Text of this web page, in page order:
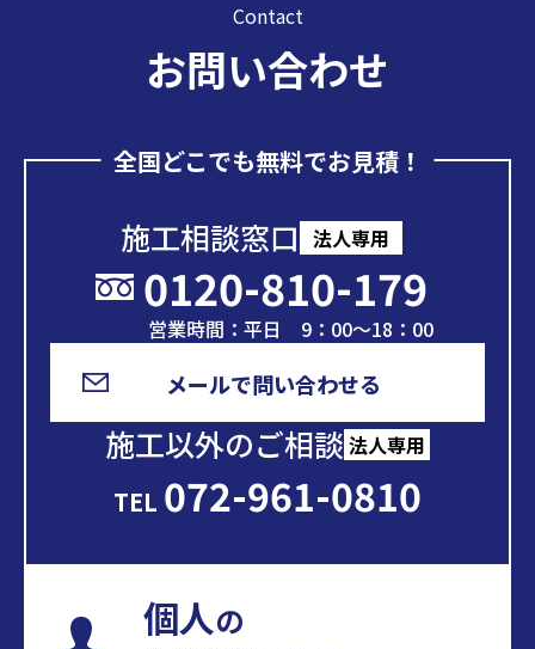
Contact
お問い合わせ
全国どこでも無料でお見積！
施工相談窓口 法人専用
0120-810-179
営業時間：平日 9：00～18：00
メールで問い合わせる
施工以外のご相談 法人専用
TEL 072-961-0810
個人の